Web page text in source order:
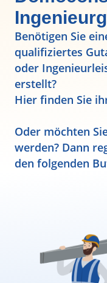
Benötigen Sie
qualifiziertes
oder
erstellt?
Hier finden Sie
Oder möchten
werden? Dann
den folgenden